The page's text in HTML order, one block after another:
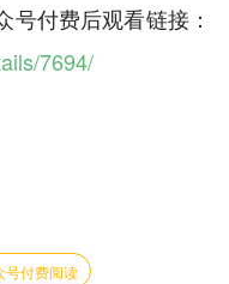
付费后观看链接：
7694/
号付费阅读